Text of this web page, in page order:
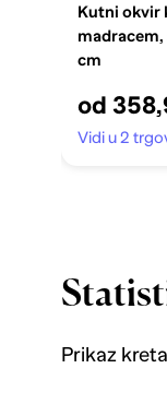
Kutni okvir
madracem,
cm
od
Vidi u 2
Prikaz